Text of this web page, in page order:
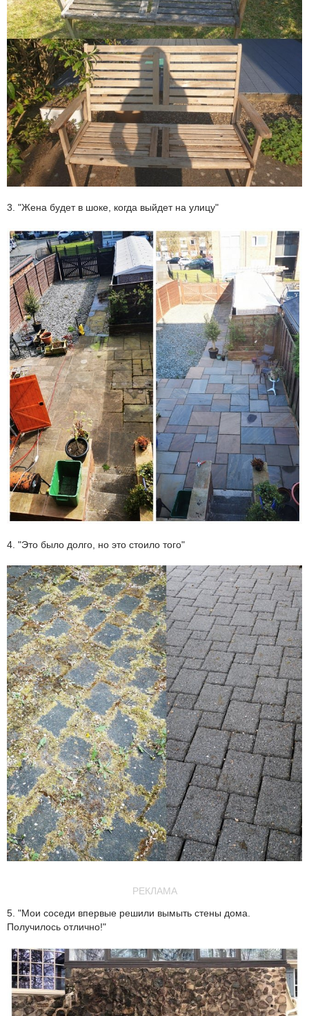
3. "Жена будет в шоке, когда выйдет на улицу"
4. "Это было долго, но это стоило того"
РЕКЛАМА
5. "Мои соседи впервые решили вымыть стены дома.
Получилось отлично!"